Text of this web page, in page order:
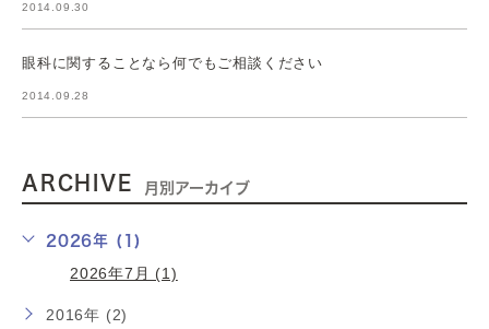
2014.09.30
眼科に関することなら何でもご相談ください
2014.09.28
ARCHIVE 月別アーカイブ
2026年 (1)
2026年7月 (1)
2016年 (2)